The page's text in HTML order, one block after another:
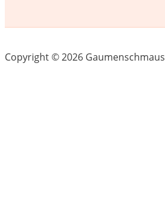
Copyright © 2026 Gaumenschmaus